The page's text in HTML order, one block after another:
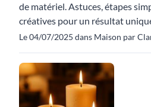
de matériel. Astuces, étapes
créatives pour un résultat
Le 04/07/2025 dans Maison par